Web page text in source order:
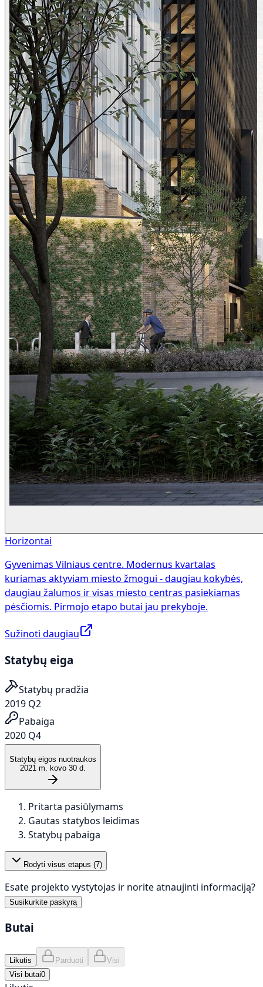
Horizontai
Gyvenimas Vilniaus centre. Modernus kvartalas
kuriamas aktyviam miesto žmogui - daugiau kokybės,
daugiau žalumos ir visas miesto centras pasiekiamas
pėsčiomis. Pirmojo etapo butai jau prekyboje.
Sužinoti daugiau
Statybų eiga
Statybų pradžia
2019 Q2
Pabaiga
2020 Q4
Statybų eigos nuotraukos
2021 m. kovo 30 d.
Pritarta pasiūlymams
Gautas statybos leidimas
Statybų pabaiga
Rodyti visus etapus (7)
Esate projekto vystytojas ir norite atnaujinti informaciją?
Susikurkite paskyrą
Butai
Likutis Parduoti
Visi
Visi butai0